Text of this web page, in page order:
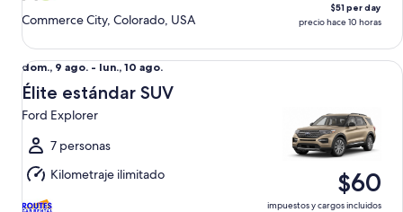
Commerce City, Colorado, USA
$51 per day
precio hace 10 horas
Del
dom.,
9
ago.
al
lun.,
10
ago.
dom., 9 ago. - lun., 10 ago.
Élite estándar SUV
Ford Explorer
7 personas
Kilometraje ilimitado
$60
impuestos y cargos incluidos
Élite estándar SUV Ford Explorer